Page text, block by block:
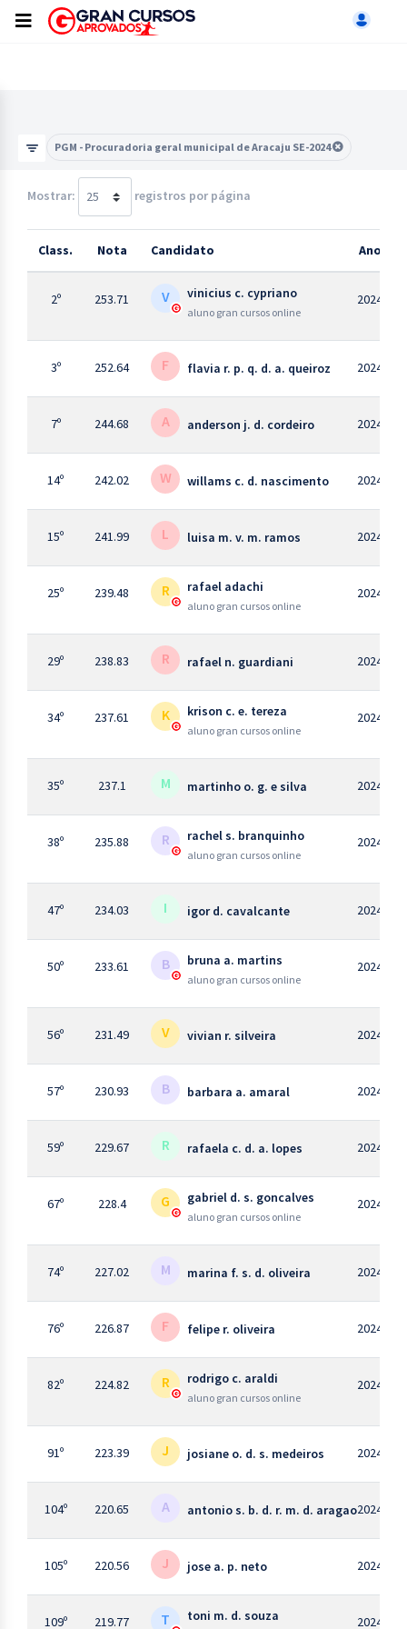
PGM - Procuradoria geral municipal de Aracaju SE-2024
Mostrar: registros por página
Class. Nota Candidato Ano
2º
253.71 V vinicius c. cypriano
aluno gran cursos online
2024
3º 252.64 F flavia r. p. q. d. a. queiroz 2024
7º 244.68 A anderson j. d. cordeiro 2024
14º 242.02 W willams c. d. nascimento 2024
15º 241.99 L luisa m. v. m. ramos 2024
25º 239.48 R rafael adachi
aluno gran cursos online
2024
29º 238.83 R rafael n. guardiani 2024
34º 237.61 K krison c. e. tereza
aluno gran cursos online
2024
35º 237.1 M martinho o. g. e silva 2024
38º 235.88 R rachel s. branquinho
aluno gran cursos online
2024
47º 234.03 I igor d. cavalcante 2024
50º 233.61 B bruna a. martins
aluno gran cursos online
2024
56º 231.49 V vivian r. silveira 2024
57º 230.93 B barbara a. amaral 2024
59º 229.67 R rafaela c. d. a. lopes 2024
67º 228.4 G gabriel d. s. goncalves
aluno gran cursos online
2024
74º 227.02 M marina f. s. d. oliveira 2024
76º 226.87 F felipe r. oliveira 2024
82º 224.82 R rodrigo c. araldi
aluno gran cursos online
2024
91º 223.39 J josiane o. d. s. medeiros 2024
104º 220.65 A antonio s. b. d. r. m. d. aragao2024
105º 220.56 J jose a. p. neto 2024
109º 219.77 T toni m. d. souza 2024